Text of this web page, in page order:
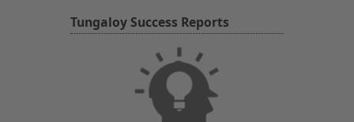
Tungaloy Success Reports